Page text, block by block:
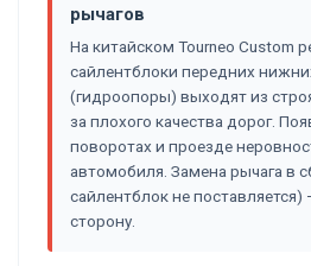
рычагов
На китайском Tourneo Custom
сайлентблоки передних
(гидроопоры) выходят из
за плохого качества дорог.
поворотах и проезде
автомобиля. Замена рычага в
сайлентблок не поставляется)
сторону.